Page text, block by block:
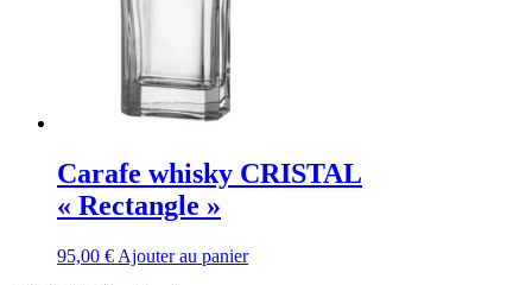
Carafe whisky CRISTAL
« Rectangle »
95,00 € Ajouter au panier